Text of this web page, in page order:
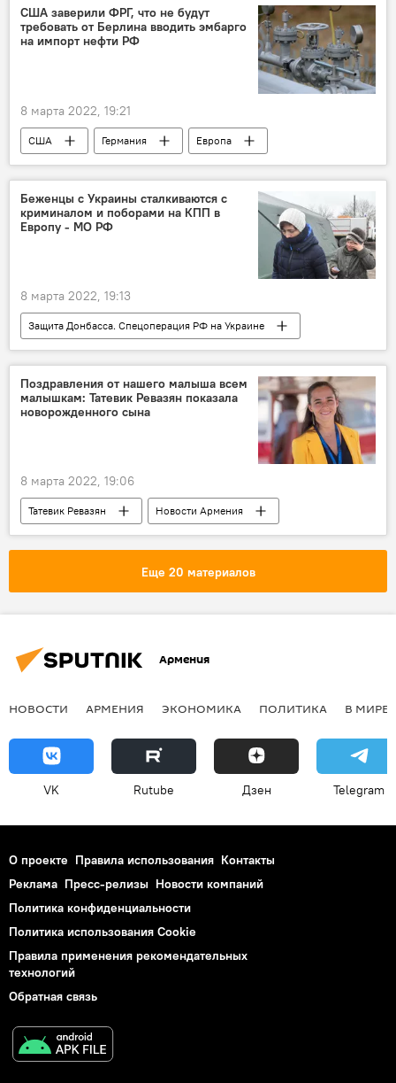
Новости Армения
США заверили ФРГ, что не будут
требовать от Берлина вводить эмбарго
на импорт нефти РФ
8 марта 2022, 19:21
США Германия Европа
Беженцы с Украины сталкиваются с
криминалом и поборами на КПП в
Европу - МО РФ
8 марта 2022, 19:13
Защита Донбасса. Спецоперация РФ на Украине
Украина
беженцы
криминал
Поздравления от нашего малыша всем
малышкам: Татевик Ревазян показала
новорожденного сына
8 марта 2022, 19:06
Татевик Ревазян
Новости Армения
Общество
Армения авиация
Еще 20 материалов
Армения
НОВОСТИ АРМЕНИЯ ЭКОНОМИКА ПОЛИТИКА В МИРЕ
VK Rutube Дзен Telegram
О проекте Правила использования Контакты
Реклама Пресс-релизы Новости компаний
Политика конфиденциальности
Политика использования Cookie
Правила применения рекомендательных
технологий
Обратная связь